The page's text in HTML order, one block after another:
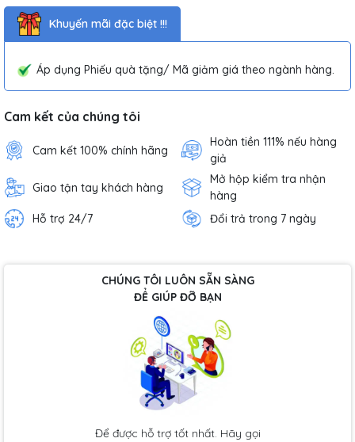
Khuyến mãi đặc biệt !!!
Áp dụng Phiếu quà tặng/ Mã giảm giá theo ngành hàng.
Cam kết của chúng tôi
Cam kết 100% chính hãng
Hoàn tiền 111% nếu hàng
giả
Giao tận tay khách hàng
Mở hộp kiểm tra nhận
hàng
Hỗ trợ 24/7
Đổi trả trong 7 ngày
CHÚNG TÔI LUÔN SẴN SÀNG
ĐỂ GIÚP ĐỠ BẠN
Để được hỗ trợ tốt nhất. Hãy gọi